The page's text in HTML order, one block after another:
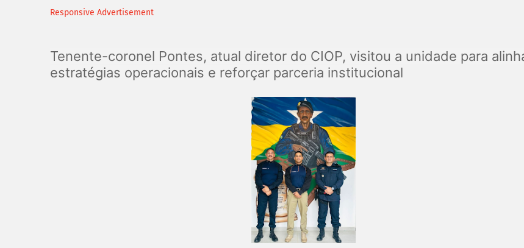
Responsive Advertisement
Tenente-coronel Pontes, atual diretor do CIOP, visitou a unidade para
estratégias operacionais e reforçar parceria institucional